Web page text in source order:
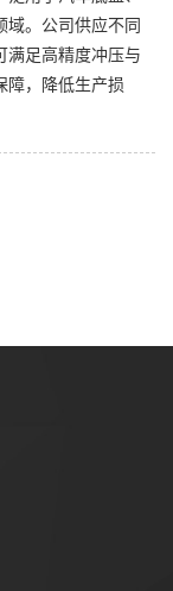
域。公司供应不同
满足高精度冲压与
障，降低生产损